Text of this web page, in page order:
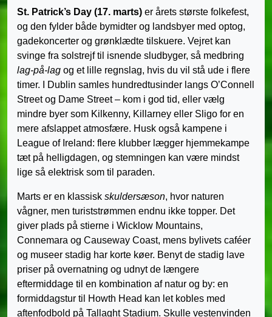
St. Patrick’s Day (17. marts) er årets største folkefest,
og den fylder både bymidter og landsbyer med optog,
gadekoncerter og grønklædte tilskuere. Vejret kan
svinge fra solstrejf til isnende sludbyger, så medbring
lag-på-lag og et lille regnslag, hvis du vil stå ude i flere
timer. I Dublin samles hundredtusinder langs O’Connell
Street og Dame Street – kom i god tid, eller vælg
mindre byer som Kilkenny, Killarney eller Sligo for en
mere afslappet atmosfære. Husk også kampene i
League of Ireland: flere klubber lægger hjemmekampe
tæt på helligdagen, og stemningen kan være mindst
lige så elektrisk som til paraden.
Marts er en klassisk skuldersæson, hvor naturen
vågner, men turiststrømmen endnu ikke topper. Det
giver plads på stierne i Wicklow Mountains,
Connemara og Causeway Coast, mens bylivets caféer
og museer stadig har korte køer. Benyt de stadig lave
priser på overnatning og udnyt de længere
eftermiddage til en kombination af natur og by: en
formiddagstur til Howth Head kan let kobles med
aftenfodbold på Tallaght Stadium. Skulle vestenvinden